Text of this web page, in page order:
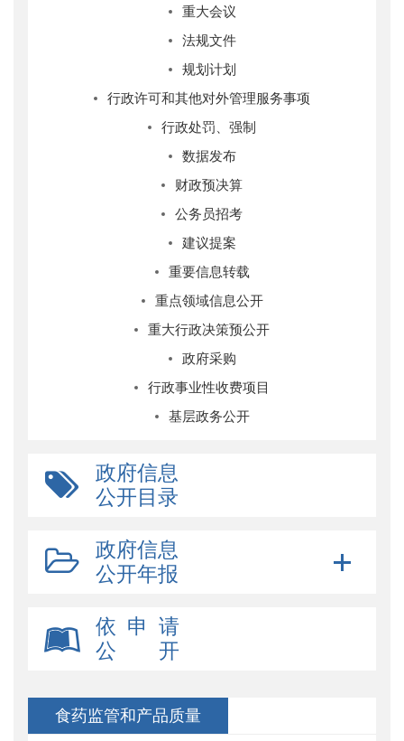
重大会议
法规文件
规划计划
行政许可和其他对外管理服务事项
行政处罚、强制
数据发布
财政预决算
公务员招考
建议提案
重要信息转载
重点领域信息公开
重大行政决策预公开
政府采购
行政事业性收费项目
基层政务公开
政府信息
公开目录
政府信息
公开年报
依 申 请
公 开
食药监管和产品质量